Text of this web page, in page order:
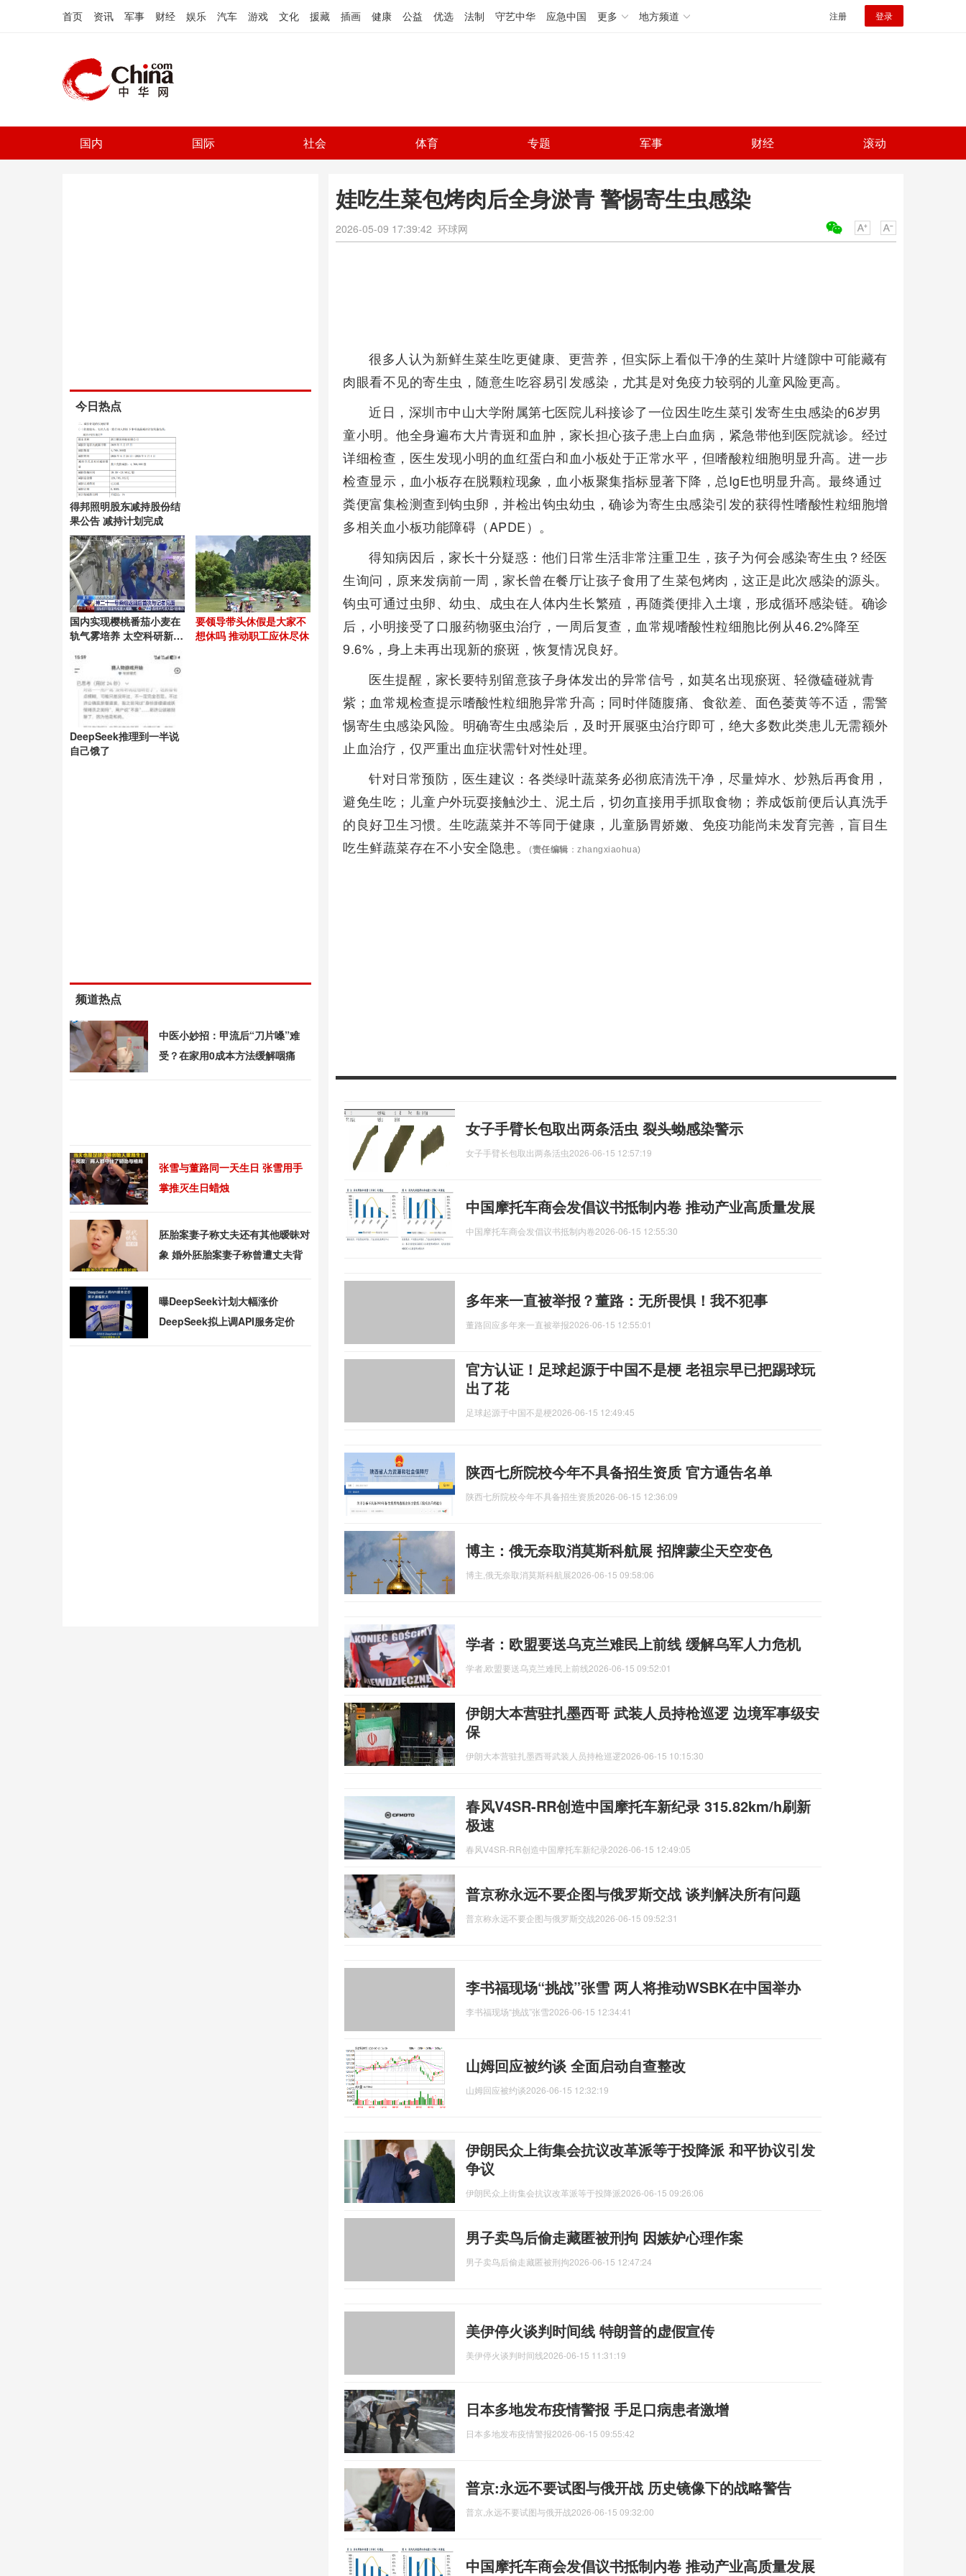
首页 资讯 军事 财经 娱乐 汽车 游戏 文化 援藏 插画 健康 公益 优选 法制 守艺中华 应急中国 更多 地方频道 注册 登录
国内 国际 社会 体育 专题 军事 财经 滚动
娃吃生菜包烤肉后全身淤青 警惕寄生虫感染
2026-05-09 17:39:42 环球网
很多人认为新鲜生菜生吃更健康、更营养，但实际上看似干净的生菜叶片缝隙中可能藏有
肉眼看不见的寄生虫，随意生吃容易引发感染，尤其是对免疫力较弱的儿童风险更高。
近日，深圳市中山大学附属第七医院儿科接诊了一位因生吃生菜引发寄生虫感染的6岁男
童小明。他全身遍布大片青斑和血肿，家长担心孩子患上白血病，紧急带他到医院就诊。经过
详细检查，医生发现小明的血红蛋白和血小板处于正常水平，但嗜酸粒细胞明显升高。进一步
检查显示，血小板存在脱颗粒现象，血小板聚集指标显著下降，总IgE也明显升高。最终通过
粪便富集检测查到钩虫卵，并检出钩虫幼虫，确诊为寄生虫感染引发的获得性嗜酸性粒细胞增
多相关血小板功能障碍（APDE）。
得知病因后，家长十分疑惑：他们日常生活非常注重卫生，孩子为何会感染寄生虫？经医
生询问，原来发病前一周，家长曾在餐厅让孩子食用了生菜包烤肉，这正是此次感染的源头。
钩虫可通过虫卵、幼虫、成虫在人体内生长繁殖，再随粪便排入土壤，形成循环感染链。确诊
后，小明接受了口服药物驱虫治疗，一周后复查，血常规嗜酸性粒细胞比例从46.2%降至
9.6%，身上未再出现新的瘀斑，恢复情况良好。
医生提醒，家长要特别留意孩子身体发出的异常信号，如莫名出现瘀斑、轻微磕碰就青
紫；血常规检查提示嗜酸性粒细胞异常升高；同时伴随腹痛、食欲差、面色萎黄等不适，需警
惕寄生虫感染风险。明确寄生虫感染后，及时开展驱虫治疗即可，绝大多数此类患儿无需额外
止血治疗，仅严重出血症状需针对性处理。
针对日常预防，医生建议：各类绿叶蔬菜务必彻底清洗干净，尽量焯水、炒熟后再食用，
避免生吃；儿童户外玩耍接触沙土、泥土后，切勿直接用手抓取食物；养成饭前便后认真洗手
的良好卫生习惯。生吃蔬菜并不等同于健康，儿童肠胃娇嫩、免疫功能尚未发育完善，盲目生
吃生鲜蔬菜存在不小安全隐患。
(责任编辑 ：zhangxiaohua)
女子手臂长包取出两条活虫 裂头蚴感染警示
女子手臂长包取出两条活虫2026-06-15 12:57:19
中国摩托车商会发倡议书抵制内卷 推动产业高质量发展
中国摩托车商会发倡议书抵制内卷2026-06-15 12:55:30
多年来一直被举报？董路：无所畏惧！我不犯事
董路回应多年来一直被举报2026-06-15 12:55:01
官方认证！足球起源于中国不是梗 老祖宗早已把踢球玩
出了花
足球起源于中国不是梗2026-06-15 12:49:45
陕西七所院校今年不具备招生资质 官方通告名单
陕西七所院校今年不具备招生资质2026-06-15 12:36:09
博主：俄无奈取消莫斯科航展 招牌蒙尘天空变色
博主,俄无奈取消莫斯科航展2026-06-15 09:58:06
学者：欧盟要送乌克兰难民上前线 缓解乌军人力危机
学者,欧盟要送乌克兰难民上前线2026-06-15 09:52:01
伊朗大本营驻扎墨西哥 武装人员持枪巡逻 边境军事级安
保
伊朗大本营驻扎墨西哥武装人员持枪巡逻2026-06-15 10:15:30
春风V4SR-RR创造中国摩托车新纪录 315.82km/h刷新
极速
春风V4SR-RR创造中国摩托车新纪录2026-06-15 12:49:05
普京称永远不要企图与俄罗斯交战 谈判解决所有问题
普京称永远不要企图与俄罗斯交战2026-06-15 09:52:31
李书福现场“挑战”张雪 两人将推动WSBK在中国举办
李书福现场“挑战”张雪2026-06-15 12:34:41
山姆回应被约谈 全面启动自查整改
山姆回应被约谈2026-06-15 12:32:19
伊朗民众上街集会抗议改革派等于投降派 和平协议引发
争议
伊朗民众上街集会抗议改革派等于投降派2026-06-15 09:26:06
男子卖鸟后偷走藏匿被刑拘 因嫉妒心理作案
男子卖鸟后偷走藏匿被刑拘2026-06-15 12:47:24
美伊停火谈判时间线 特朗普的虚假宣传
美伊停火谈判时间线2026-06-15 11:31:19
日本多地发布疫情警报 手足口病患者激增
日本多地发布疫情警报2026-06-15 09:55:42
普京:永远不要试图与俄开战 历史镜像下的战略警告
普京,永远不要试图与俄开战2026-06-15 09:32:00
中国摩托车商会发倡议书抵制内卷 推动产业高质量发展
今日热点
得邦照明股东减持股份结
果公告 减持计划完成
国内实现樱桃番茄小麦在
轨气雾培养 太空科研新突
要领导带头休假是大家不
想休吗 推动职工应休尽休
DeepSeek推理到一半说
自己饿了
频道热点
中医小妙招：甲流后“刀片嗓”难
受？在家用0成本方法缓解咽痛
张雪与董路同一天生日 张雪用手
掌推灭生日蜡烛
胚胎案妻子称丈夫还有其他暧昧对
象 婚外胚胎案妻子称曾遭丈夫背
曝DeepSeek计划大幅涨价
DeepSeek拟上调API服务定价